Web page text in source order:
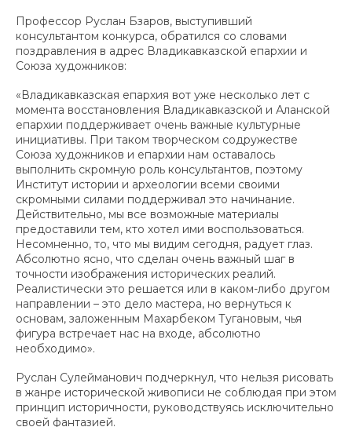
Профессор Руслан Бзаров, выступивший
консультантом конкурса, обратился со словами
поздравления в адрес Владикавказской епархии и
Союза художников:
«Владикавказская епархия вот уже несколько лет с
момента восстановления Владикавказской и Аланской
епархии поддерживает очень важные культурные
инициативы. При таком творческом содружестве
Союза художников и епархии нам оставалось
выполнить скромную роль консультантов, поэтому
Институт истории и археологии всеми своими
скромными силами поддерживал это начинание.
Действительно, мы все возможные материалы
предоставили тем, кто хотел ими воспользоваться.
Несомненно, то, что мы видим сегодня, радует глаз.
Абсолютно ясно, что сделан очень важный шаг в
точности изображения исторических реалий.
Реалистически это решается или в каком-либо другом
направлении – это дело мастера, но вернуться к
основам, заложенным Махарбеком Тугановым, чья
фигура встречает нас на входе, абсолютно
необходимо».
Руслан Сулейманович подчеркнул, что нельзя рисовать
в жанре исторической живописи не соблюдая при этом
принцип историчности, руководствуясь исключительно
своей фантазией.